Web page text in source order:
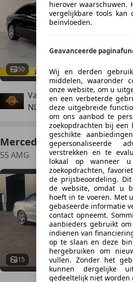
50
Van De Snelle Auto's
NL-3433 NN UTRECHT
Mercedes-Benz CLK 55
55 AMG
15
hierover waarschuwen.
vergelijkbare tools
beïnvloeden.
Geavanceerde
Wij en derden
middelen, waaronder
onze website, om u
en een verbeterde
deze uitgebreide
om ons aanbod te
zoekopdrachten bij een
geschikte
gepersonaliseerde
verstrekken en te
lokaal op wanneer
zoekopdrachten,
de prijsbeoordeling.
de website, omdat u
hoeft in te voeren. Met
gebaseerde informatie
contact opneemt.
aanbieders gebruikt
indienen van
op te slaan en deze
hergebruiken om
vullen. Zonder het
kunnen dergelijke
gedeeltelijk niet worden